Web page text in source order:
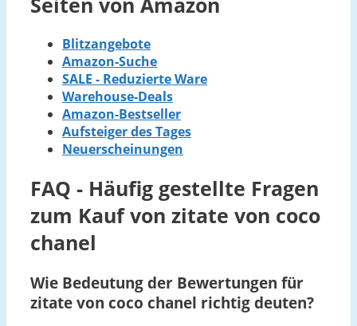
Blitzangebote
Amazon-Suche
SALE - Reduzierte Ware
Warehouse-Deals
Amazon-Bestseller
Aufsteiger des Tages
Neuerscheinungen
FAQ - Häufig gestellte Fragen
zum Kauf von zitate von coco
chanel
Wie Bedeutung der Bewertungen für
zitate von coco chanel richtig deuten?